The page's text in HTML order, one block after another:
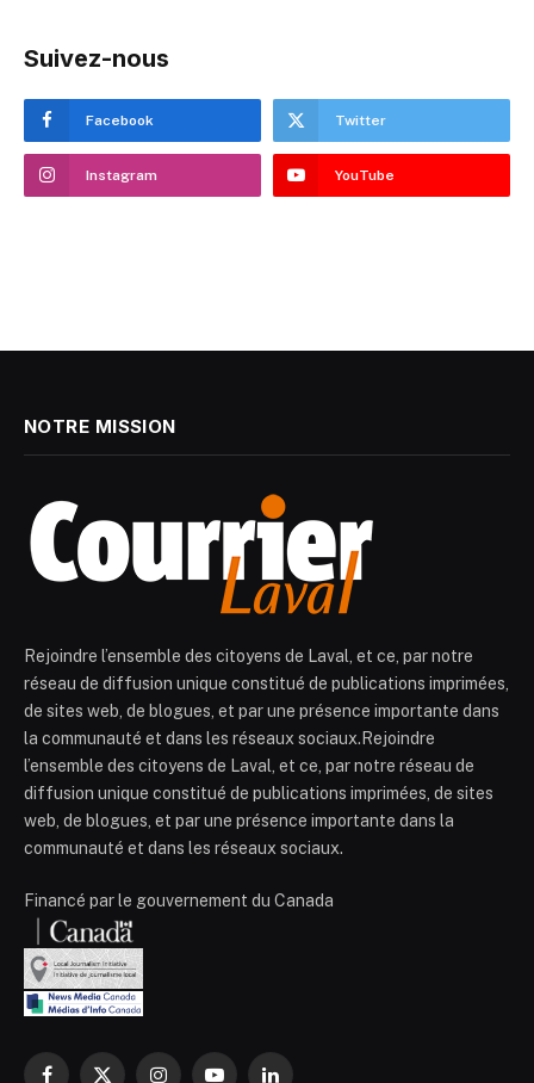
Suivez-nous
Facebook Twitter
Instagram YouTube
NOTRE MISSION
Rejoindre l’ensemble des citoyens de Laval, et ce, par notre
réseau de diffusion unique constitué de publications imprimées,
de sites web, de blogues, et par une présence importante dans
la communauté et dans les réseaux sociaux.Rejoindre
l’ensemble des citoyens de Laval, et ce, par notre réseau de
diffusion unique constitué de publications imprimées, de sites
web, de blogues, et par une présence importante dans la
communauté et dans les réseaux sociaux.
Financé par le gouvernement du Canada